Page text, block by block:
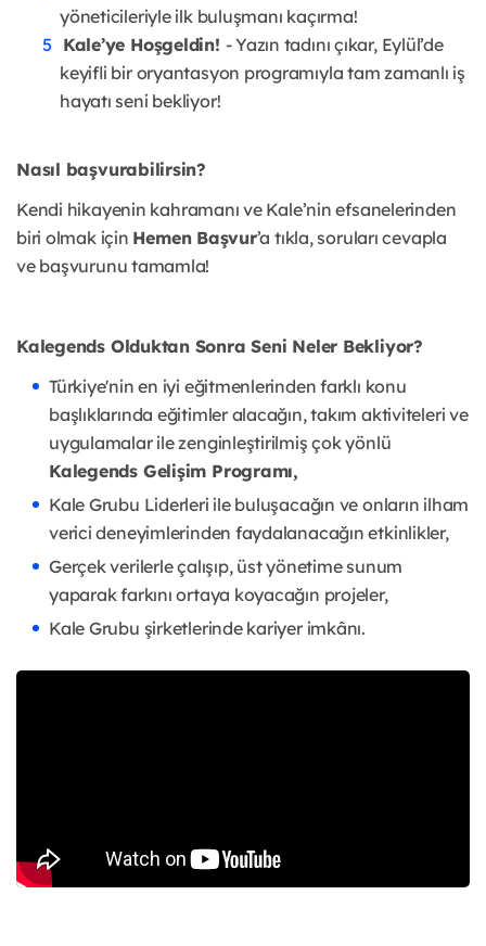
yöneticileriyle ilk buluşmanı kaçırma!
Kale’ye Hoşgeldin! - Yazın tadını çıkar, Eylül’de
keyifli bir oryantasyon programıyla tam zamanlı iş
hayatı seni bekliyor!
Nasıl başvurabilirsin?
Kendi hikayenin kahramanı ve Kale’nin efsanelerinden
biri olmak için Hemen Başvur’a tıkla, soruları cevapla
ve başvurunu tamamla!
Kalegends Olduktan Sonra Seni Neler Bekliyor?
Türkiye'nin en iyi eğitmenlerinden farklı konu
başlıklarında eğitimler alacağın,takım aktiviteleri ve
uygulamalar ile zenginleştirilmiş çok yönlü
Kalegends Gelişim Programı,
Kale Grubu Liderleri ile buluşacağın ve onların ilham
verici deneyimlerinden faydalanacağın etkinlikler,
Gerçek verilerle çalışıp, üst yönetime sunum
yaparak farkını ortaya koyacağın projeler,
Kale Grubu şirketlerinde kariyer imkânı.